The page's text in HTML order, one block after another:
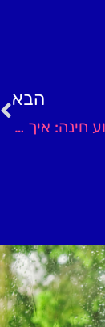
הבא
לקראת אירוע חינה: איך לשתף את הילדים באירוע?